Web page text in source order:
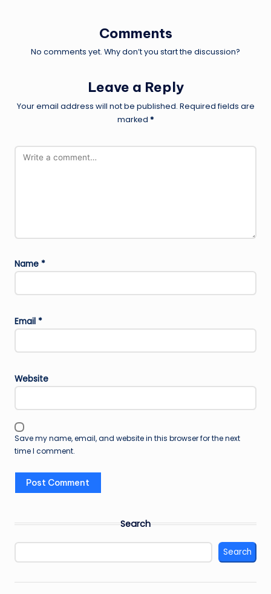
Comments
No comments yet. Why don’t you start the discussion?
Leave a Reply
Your email address will not be published. Required fields are
marked *
Name *
Email *
Website
Save my name, email, and website in this browser for the next
time I comment.
Search
Search